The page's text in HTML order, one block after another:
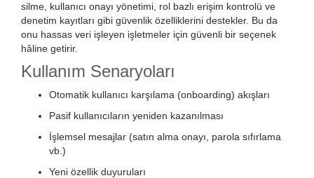
silme, kullanıcı onayı yönetimi, rol bazlı erişim kontrolü ve
denetim kayıtları gibi güvenlik özelliklerini destekler. Bu da
onu hassas veri işleyen işletmeler için güvenli bir seçenek
hâline getirir.
Kullanım Senaryoları
Otomatik kullanıcı karşılama (onboarding) akışları
Pasif kullanıcıların yeniden kazanılması
İşlemsel mesajlar (satın alma onayı, parola sıfırlama
vb.)
Yeni özellik duyuruları